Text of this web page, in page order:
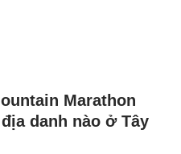
Marathon
danh nào ở Tây